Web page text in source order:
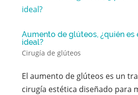
Aumento de glúteos, ¿quién es
ideal?
Cirugía de glúteos
El aumento de glúteos es un
cirugía estética diseñado para